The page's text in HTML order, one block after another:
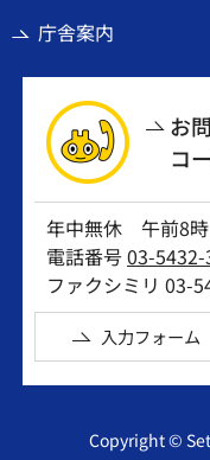
庁舎案内
お
コ
年中無休 午前8時
電話番号03-5432-
ファクシミリ 03-
入力フォーム
Copyright ©